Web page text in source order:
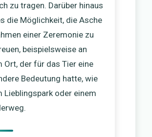
zu tragen. Darüber hinaus
die Möglichkeit, die Asche
einer Zeremonie zu
beispielsweise an
Ort, der für das Tier eine
Bedeutung hatte, wie
Lieblingspark oder einem